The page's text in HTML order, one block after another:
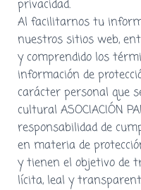
privacidad.
Al facilitarnos tu
nuestros sitios web,
y comprendido los
información de
carácter personal que
cultural ASOCIACIÓN
responsabilidad de
en materia de
y tienen el objetivo de
lícita, leal y